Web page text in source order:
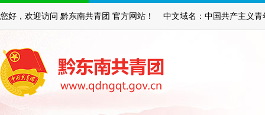
您好，欢迎访问 黔东南共青团 官方网站！ 中文域名：中国共产主义青